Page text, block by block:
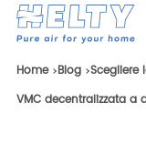
Prodotti
Professionisti
Home Blog Scegliere
VMC decentralizzata a